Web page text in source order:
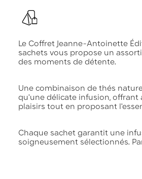
Le Coffret Jeanne-Antoinette
sachets vous propose un
des moments de détente.
Une combinaison de thés
qu'une délicate infusion, offrant
plaisirs tout en proposant
Chaque sachet garantit une
soigneusement sélectionnés.